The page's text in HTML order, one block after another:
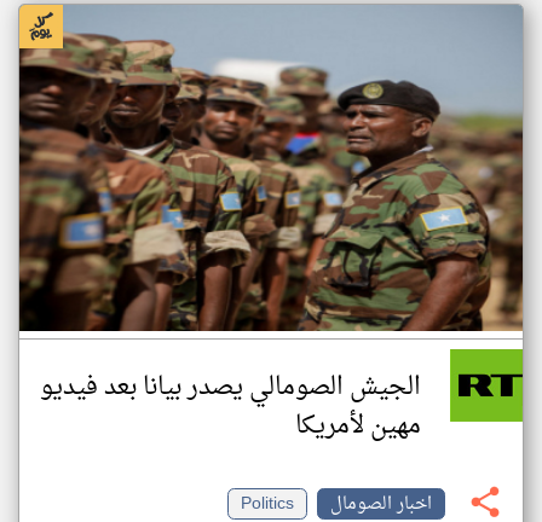
الجيش الصومالي يصدر بيانا بعد فيديو
مهين لأمريكا
اخبار الصومال
Politics